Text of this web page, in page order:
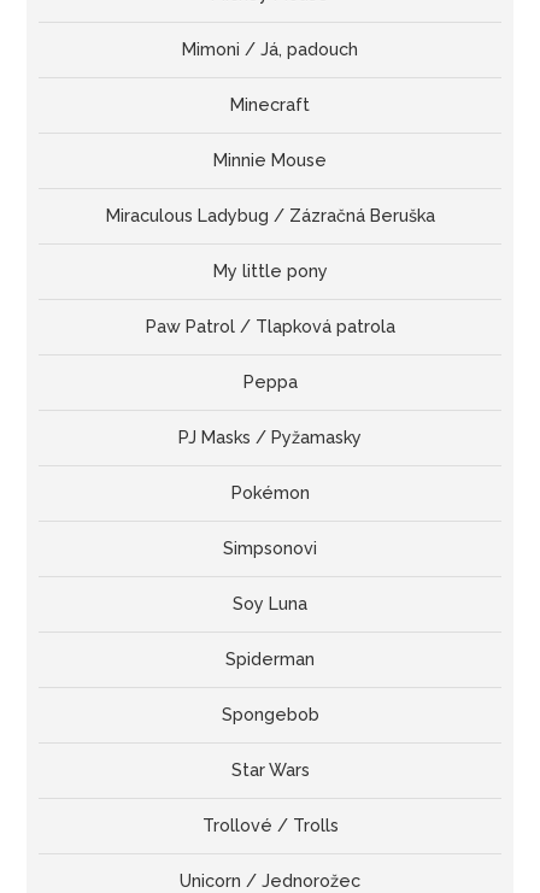
Mimoni / Já, padouch
Minecraft
Minnie Mouse
Miraculous Ladybug / Zázračná Beruška
My little pony
Paw Patrol / Tlapková patrola
Peppa
PJ Masks / Pyžamasky
Pokémon
Simpsonovi
Soy Luna
Spiderman
Spongebob
Star Wars
Trollové / Trolls
Unicorn / Jednorožec